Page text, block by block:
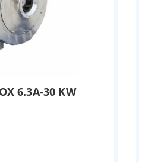
6.3A-30 KW